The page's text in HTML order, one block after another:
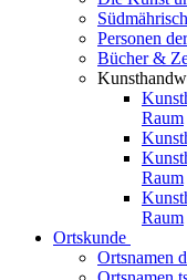
Personen
Bücher &
Raum
Raum
Raum
Ortskunde
Ortsnamen